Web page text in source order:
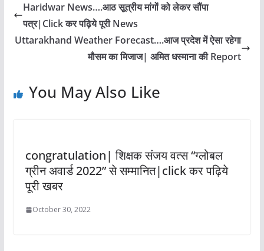
Haridwar News….आठ सूत्रीय मांगों को लेकर सौंपा
पत्र|Click कर पढ़िये पूरी News
Uttarakhand Weather Forecast….आज प्रदेश में ऐसा रहेगा
मौसम का मिजाज| अमित धस्माना की Report
You May Also Like
congratulation| शिक्षक संजय वत्स “ग्लोबल
ग्रीन अवार्ड 2022” से सम्मानित|click कर पढ़िये
पूरी खबर
October 30, 2022